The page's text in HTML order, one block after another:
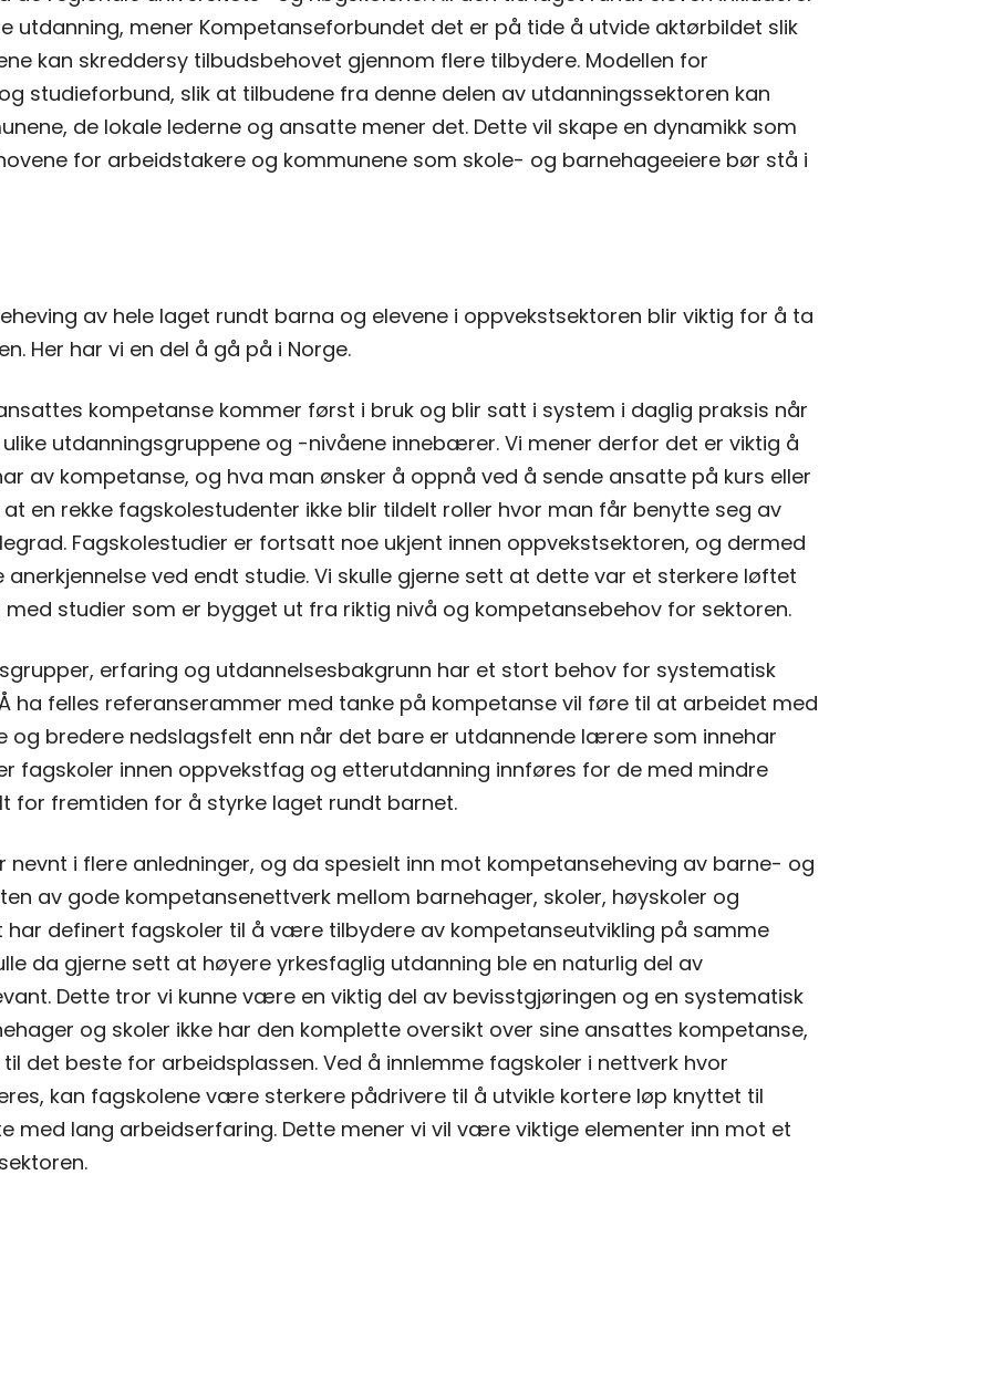
utdanning, mener Kompetanseforbundet det er på tide å utvide aktørbildet slik
kan skreddersy tilbudsbehovet gjennom flere tilbydere. Modellen for
studieforbund, slik at tilbudene fra denne delen av utdanningssektoren kan
de lokale lederne og ansatte mener det. Dette vil skape en dynamikk som
for arbeidstakere og kommunene som skole- og barnehageeiere bør stå i
av hele laget rundt barna og elevene i oppvekstsektoren blir viktig for å ta
Her har vi en del å gå på i Norge.
kompetanse kommer først i bruk og blir satt i system i daglig praksis når
utdanningsgruppene og -nivåene innebærer. Vi mener derfor det er viktig å
av kompetanse, og hva man ønsker å oppnå ved å sende ansatte på kurs eller
en rekke fagskolestudenter ikke blir tildelt roller hvor man får benytte seg av
Fagskolestudier er fortsatt noe ukjent innen oppvekstsektoren, og dermed
ved endt studie. Vi skulle gjerne sett at dette var et sterkere løftet
med studier som er bygget ut fra riktig nivå og kompetansebehov for sektoren.
erfaring og utdannelsesbakgrunn har et stort behov for systematisk
ha felles referanserammer med tanke på kompetanse vil føre til at arbeidet med
og bredere nedslagsfelt enn når det bare er utdannende lærere som innehar
fagskoler innen oppvekstfag og etterutdanning innføres for de med mindre
for fremtiden for å styrke laget rundt barnet.
i flere anledninger, og da spesielt inn mot kompetanseheving av barne- og
av gode kompetansenettverk mellom barnehager, skoler, høyskoler og
definert fagskoler til å være tilbydere av kompetanseutvikling på samme
da gjerne sett at høyere yrkesfaglig utdanning ble en naturlig del av
Dette tror vi kunne være en viktig del av bevisstgjøringen og en systematisk
og skoler ikke har den komplette oversikt over sine ansattes kompetanse,
det beste for arbeidsplassen. Ved å innlemme fagskoler i nettverk hvor
kan fagskolene være sterkere pådrivere til å utvikle kortere løp knyttet til
lang arbeidserfaring. Dette mener vi vil være viktige elementer inn mot et